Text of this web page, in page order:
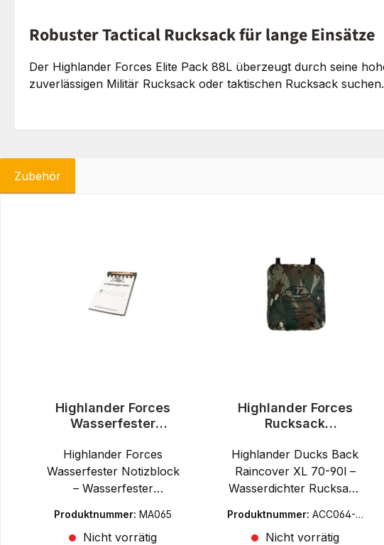
Robuster Tactical Rucksack für lange Einsätze
Der Highlander Forces Elite Pack 88L überzeugt durch seine
zuverlässigen Militär Rucksack oder taktischen Rucksack suchen.
Zubehör
Highlander Forces
Wasserfester
cm
Highlander Forces
Wasserfester Notizblock
– Wasserfester
Bushcraft und taktische
EinsätzeDer Highlander
Produktnummer:MA065
Nicht vorrätig
Highlander Forces
Rucksack
Back XL 70-90l
Highlander Ducks Back
Raincover XL 70-90l –
Wasserdichter Rucksack
Trekking & OutdoorDer
Highlander Ducks Back
Produktnummer:ACC064-H
Nicht vorrätig